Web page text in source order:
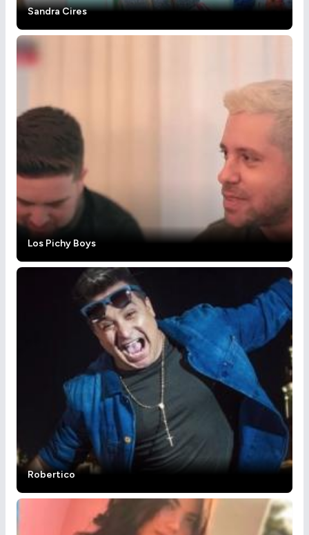
Sandra Cires
Los Pichy Boys
Robertico